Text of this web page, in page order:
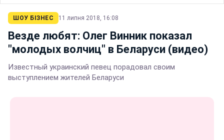
ШОУ БІЗНЕС 11 липня 2018, 16:08
Везде любят: Олег Винник показал
"молодых волчиц" в Беларуси (видео)
Известный украинский певец порадовал своим
выступлением жителей Беларуси